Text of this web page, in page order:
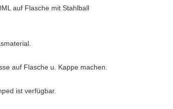
auf Flasche mit Stahlball
auf Flasche u. Kappe machen.
ist verfügbar.